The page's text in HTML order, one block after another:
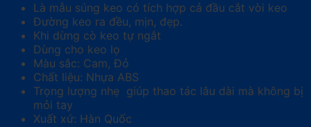
Là mẫu súng keo có tích hợp cả đầu cắt vòi keo
Đường keo ra đều, mịn, đẹp.
Khi dừng cò keo tự ngắt
Dùng cho keo lọ
Màu sắc: Cam, Đỏ
Chất liệu: Nhựa ABS
Trọng lượng nhẹ giúp thao tác lâu dài mà không bị
mỏi tay
Xuất xứ: Hàn Quốc